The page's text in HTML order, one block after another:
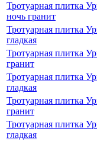
Тротуарная плитка
ночь гранит
Тротуарная плитка
гладкая
Тротуарная плитка
гранит
Тротуарная плитка
гладкая
Тротуарная плитка
гранит
Тротуарная плитка
гладкая